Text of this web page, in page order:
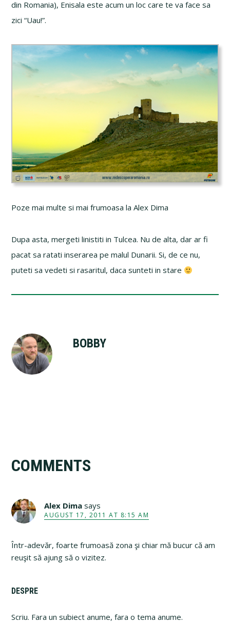
din Romania), Enisala este acum un loc care te va face sa
zici “Uau!”.
Poze mai multe si mai frumoasa la Alex Dima
Dupa asta, mergeti linistiti in Tulcea. Nu de alta, dar ar fi
pacat sa ratati inserarea pe malul Dunarii. Si, de ce nu,
puteti sa vedeti si rasaritul, daca sunteti in stare
BOBBY
Interactions
COMMENTS
Alex Dima says
AUGUST 17, 2011 AT 8:15 AM
Într-adevăr, foarte frumoasă zona şi chiar mă bucur că am
reuşit să ajung să o vizitez.
Primary
Sidebar
DESPRE
Scriu. Fara un subiect anume, fara o tema anume.